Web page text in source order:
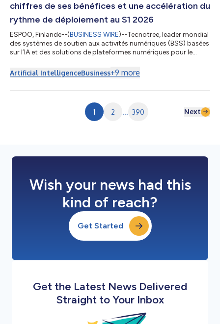
chiffres de ses bénéfices et une accélération du
rythme de déploiement au S1 2026
ESPOO, Finlande--(BUSINESS WIRE)--Tecnotree, leader mondial
des systèmes de soutien aux activités numériques (BSS) basées
sur l’IA et des solutions de plateformes numériques pour le
financiers pour le premier semestre 2026. La société a
enregistré une croissance pour tous ses principaux indicateurs
record en termes de dépl...
Artificial IntelligenceBusiness+9 more
1 2 ... 390 Next
Wish your news had this
kind of reach?
Get Started
Get the Latest News Delivered
Straight to Your Inbox